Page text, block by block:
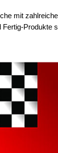
mit
Produkte